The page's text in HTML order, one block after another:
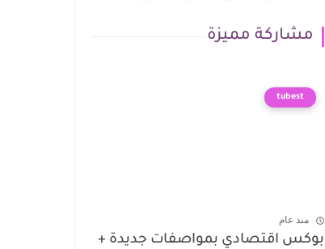
مشاركة مميزة
tubest
منذ عام
بوكس اقتصادي بمواصفات جديدة +